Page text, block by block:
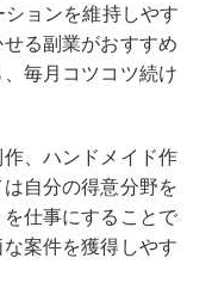
ョンを維持しやす
る副業がおすすめ
毎月コツコツ続け
、ハンドメイド作
自分の得意分野を
仕事にすることで
案件を獲得しやす